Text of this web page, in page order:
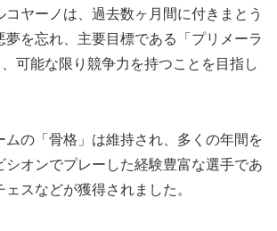
コヤーノは、過去数ヶ月間に付きまとう
夢を忘れ、主要目標である「プリメーラ
可能な限り競争力を持つことを目指し
ムの「骨格」は維持され、多くの年間を
シオンでプレーした経験豊富な選手であ
スなどが獲得されました。